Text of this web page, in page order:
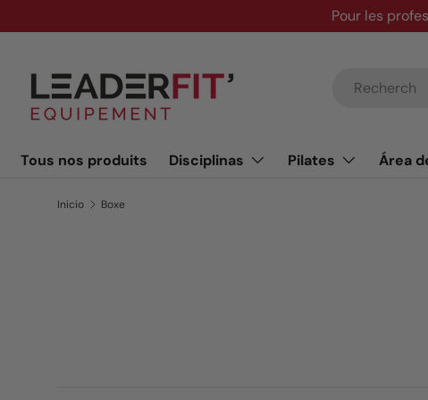
Ir al contenido
Pour les
Tous nos produits Disciplinas Pilates Área
Inicio Boxe